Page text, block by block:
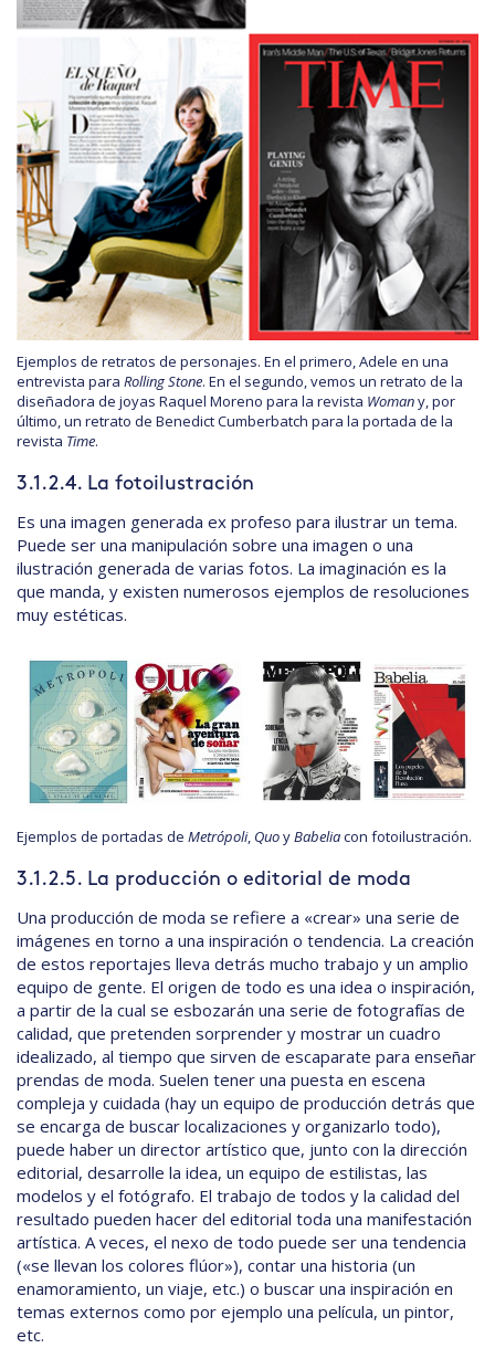
Ejemplos de retratos de personajes. En el primero, Adele en una
entrevista para Rolling Stone. En el segundo, vemos un retrato de la
diseñadora de joyas Raquel Moreno para la revista Womany, por
último, un retrato de Benedict Cumberbatch para la portada de la
revista Time.
3.1.2.4. La fotoilustración
Es una imagen generada ex profeso para ilustrar un tema.
Puede ser una manipulación sobre una imagen o una
ilustración generada de varias fotos. La imaginación es la
que manda, y existen numerosos ejemplos de resoluciones
muy estéticas.
Ejemplos de portadas de Metrópoli, QuoyBabeliacon fotoilustración.
3.1.2.5. La producción o editorial de moda
Una producción de moda se refiere a «crear» una serie de
imágenes en torno a una inspiración o tendencia. La creación
de estos reportajes lleva detrás mucho trabajo y un amplio
equipo de gente. El origen de todo es una idea o inspiración,
a partir de la cual se esbozarán una serie de fotografías de
calidad, que pretenden sorprender y mostrar un cuadro
idealizado, al tiempo que sirven de escaparate para enseñar
prendas de moda. Suelen tener una puesta en escena
compleja y cuidada (hay un equipo de producción detrás que
se encarga de buscar localizaciones y organizarlo todo),
puede haber un director artístico que, junto con la dirección
editorial, desarrolle la idea, un equipo de estilistas, las
modelos y el fotógrafo. El trabajo de todos y la calidad del
resultado pueden hacer del editorial toda una manifestación
artística. A veces, el nexo de todo puede ser una tendencia
(«se llevan los colores flúor»), contar una historia (un
enamoramiento, un viaje, etc.) o buscar una inspiración en
temas externos como por ejemplo una película, un pintor,
etc.